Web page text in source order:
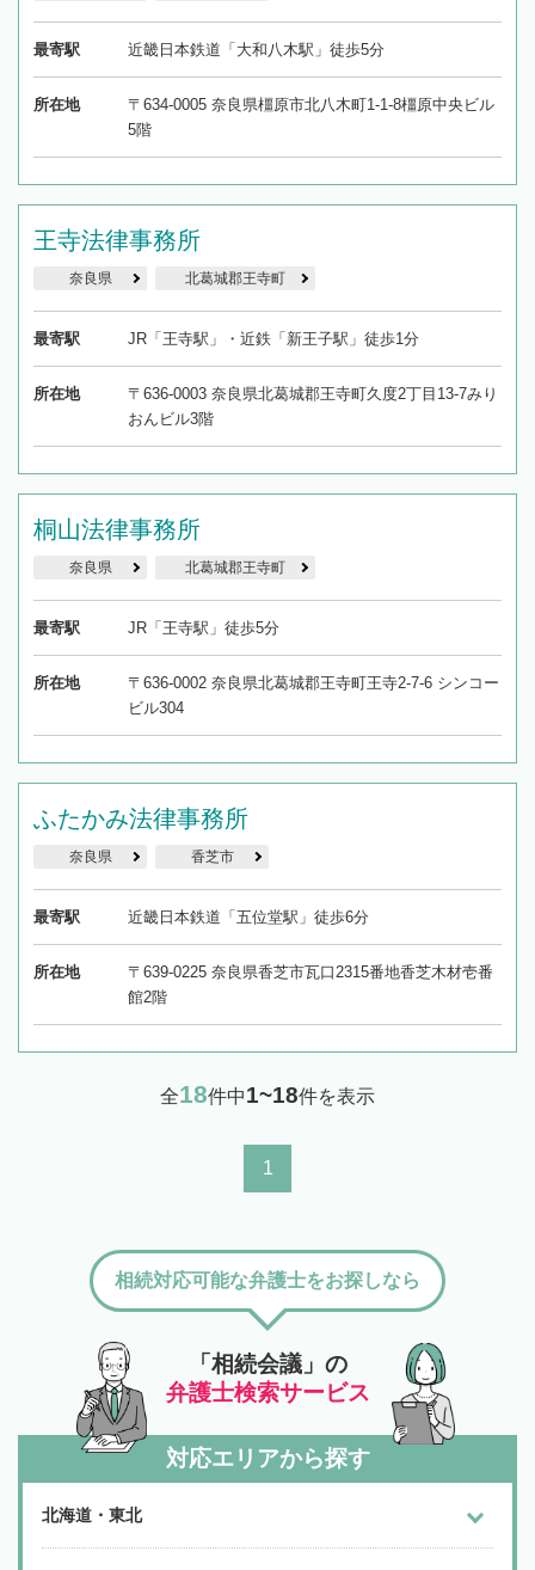
最寄駅 近畿日本鉄道「大和八木駅」徒歩5分
所在地
〒634-0005 奈良県橿原市北八木町1-1-8橿原中央ビル
5階
王寺法律事務所
奈良県 北葛城郡王寺町
最寄駅 JR「王寺駅」・近鉄「新王子駅」徒歩1分
所在地
〒636-0003 奈良県北葛城郡王寺町久度2丁目13-7みり
おんビル3階
桐山法律事務所
奈良県 北葛城郡王寺町
最寄駅 JR「王寺駅」徒歩5分
所在地
〒636-0002 奈良県北葛城郡王寺町王寺2-7-6 シンコー
ビル304
ふたかみ法律事務所
奈良県 香芝市
最寄駅 近畿日本鉄道「五位堂駅」徒歩6分
所在地
〒639-0225 奈良県香芝市瓦口2315番地香芝木材壱番
館2階
全18件中1~18件を表示
1
「相続会議」の
弁護士検索サービス
相続対応可能な弁護士をお探しなら
対応エリアから探す
北海道・東北